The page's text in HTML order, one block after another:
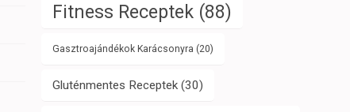
Fitness Receptek(88)
Gasztroajándékok Karácsonyra (20)
Gluténmentes Receptek(30)